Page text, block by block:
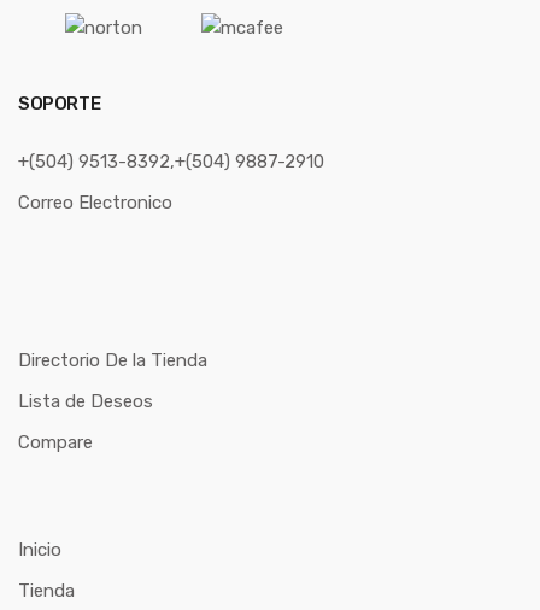
SOPORTE
+(504) 9513-8392,+(504) 9887-2910
Correo Electronico
Directorio De la Tienda
Lista de Deseos
Compare
Inicio
Tienda